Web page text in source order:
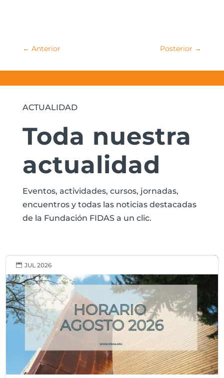
← Anterior Posterior →
ACTUALIDAD
Toda nuestra
actualidad
Eventos, actividades, cursos, jornadas,
encuentros y todas las noticias destacadas
de la Fundación FIDAS a un clic.
 JUL 2026